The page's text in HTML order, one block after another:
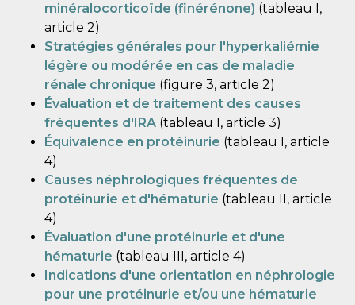
minéralocorticoïde (finérénone) (tableau I,
article 2)
Stratégies générales pour l'hyperkaliémie
légère ou modérée en cas de maladie
rénale chronique (figure 3, article 2)
Évaluation et de traitement des causes
fréquentes d'IRA (tableau I, article 3)
Équivalence en protéinurie (tableau I, article
4)
Causes néphrologiques fréquentes de
protéinurie et d'hématurie (tableau II, article
4)
Évaluation d'une protéinurie et d'une
hématurie (tableau III, article 4)
Indications d'une orientation en néphrologie
pour une protéinurie et/ou une hématurie